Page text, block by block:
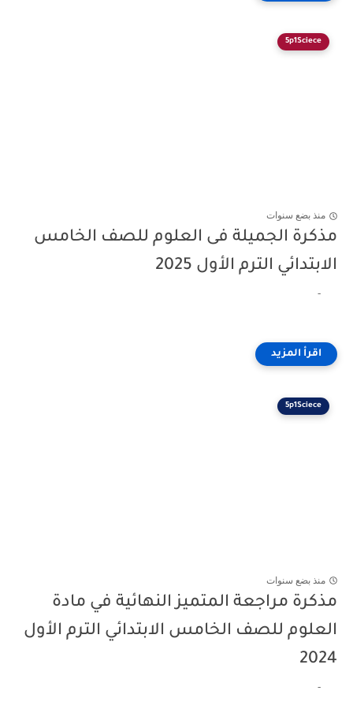
5p1Sciece
منذ بضع سنوات
مذكرة الجميلة فى العلوم للصف الخامس
الابتدائي الترم الأول 2025
-
5p1Sciece
منذ بضع سنوات
مذكرة مراجعة المتميز النهائية في مادة
العلوم للصف الخامس الابتدائي الترم الأول
2024
-